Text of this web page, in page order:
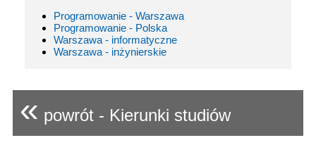
Programowanie - Warszawa
Programowanie - Polska
Warszawa - informatyczne
Warszawa - inżynierskie
« powrót - Kierunki studiów